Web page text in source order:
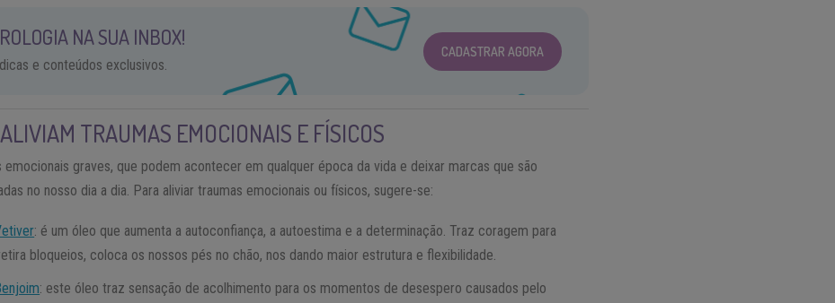
NA SUA INBOX!
e conteúdos exclusivos.
CADASTRAR AGORA
TRAUMAS EMOCIONAIS E FÍSICOS
emocionais graves, que podem acontecer em qualquer época da vida e deixar marcas que são
no nosso dia a dia. Para aliviar traumas emocionais ou físicos, sugere-se:
: é um óleo que aumenta a autoconfiança, a autoestima e a determinação. Traz coragem para
bloqueios, coloca os nossos pés no chão, nos dando maior estrutura e flexibilidade.
: este óleo traz sensação de acolhimento para os momentos de desespero causados pelo